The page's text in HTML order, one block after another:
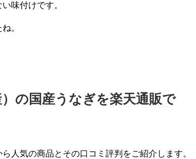
味付けです。
。
の国産うなぎを楽天通販で
人気の商品とその口コミ評判をご紹介します。